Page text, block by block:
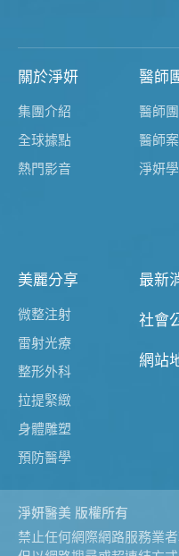
關於淨妍
集團介紹
全球據點
熱門影音
醫師
醫師
醫師
淨妍
美麗分享
微整注射
雷射光療
整形外科
拉提緊緻
身體雕塑
預防醫學
最新
社會
網站
淨妍醫美 版權所有
禁止任何網際網路服務業